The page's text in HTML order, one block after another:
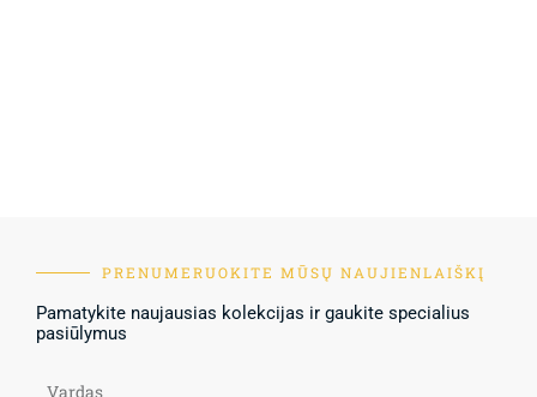
PRENUMERUOKITE MŪSŲ NAUJIENLAIŠKĮ
Pamatykite naujausias kolekcijas ir gaukite specialius
pasiūlymus